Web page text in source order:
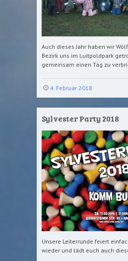
Auch dieses Jahr haben wir
Bezirk uns im Luitpoldpark
gemeinsam einen Tag zu
4. Februar 2018
Sylvester Party 2018
Unsere Leiterrunde feiert
wieder und lädt euch auch